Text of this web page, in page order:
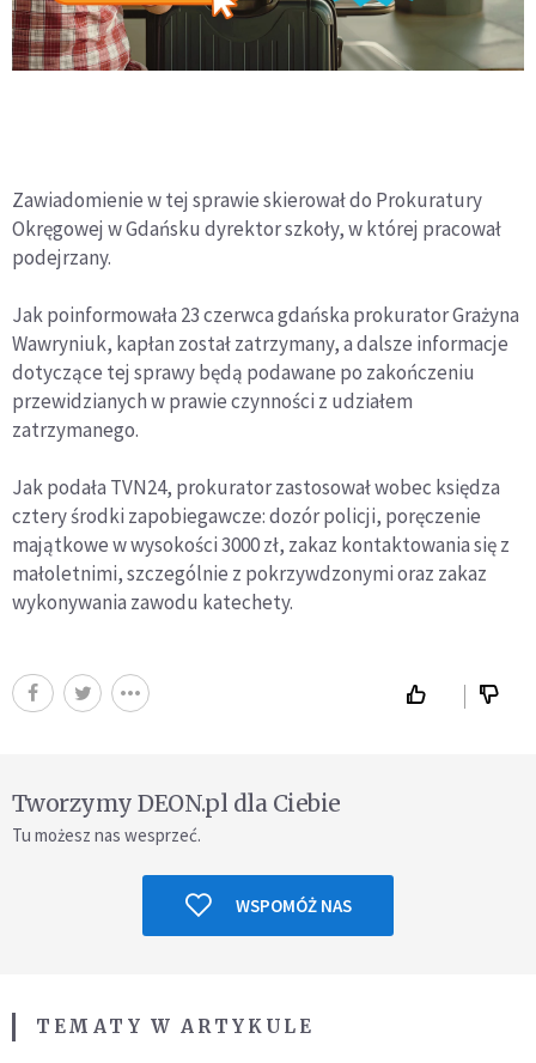
Zawiadomienie w tej sprawie skierował do Prokuratury
Okręgowej w Gdańsku dyrektor szkoły, w której pracował
podejrzany.
Jak poinformowała 23 czerwca gdańska prokurator Grażyna
Wawryniuk, kapłan został zatrzymany, a dalsze informacje
dotyczące tej sprawy będą podawane po zakończeniu
przewidzianych w prawie czynności z udziałem
zatrzymanego.
Jak podała TVN24, prokurator zastosował wobec księdza
cztery środki zapobiegawcze: dozór policji, poręczenie
majątkowe w wysokości 3000 zł, zakaz kontaktowania się z
małoletnimi, szczególnie z pokrzywdzonymi oraz zakaz
wykonywania zawodu katechety.
Tworzymy DEON.pl dla Ciebie
Tu możesz nas wesprzeć.
WSPOMÓŻ NAS
TEMATY W ARTYKULE